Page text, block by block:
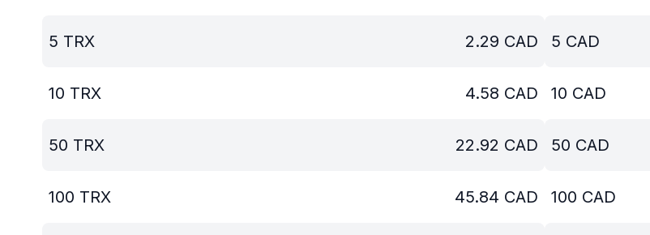
5 TRX 2.29 CAD
10 TRX 4.58 CAD
50 TRX 22.92 CAD
100 TRX 45.84 CAD
5 CAD
10 CAD
50 CAD
100 CAD